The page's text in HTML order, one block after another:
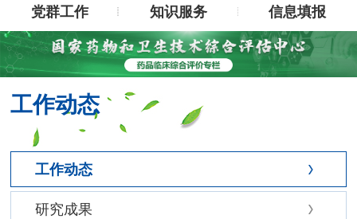
党群工作
知识服务 信息填报
工作动态
工作动态
研究成果